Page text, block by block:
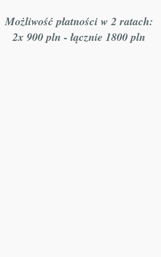
Możliwość płatności w 2 ratach:
2x 900 pln - łącznie 1800 pln